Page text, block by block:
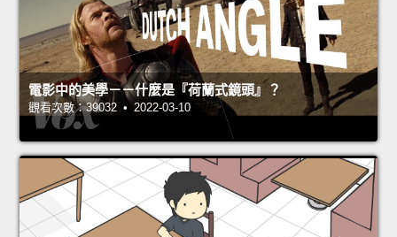
電影中的美學－－什麼是『荷蘭式鏡頭』？
觀看次數：39032 • 2022-03-10